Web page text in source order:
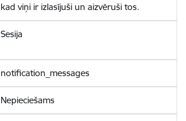
kad viņi ir izlasījuši un aizvēruši tos.
Sesija
notification_messages
Nepieciešams